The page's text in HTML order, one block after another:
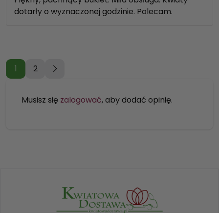
dotarły o wyznaczonej godzinie. Polecam.
1 2
Musisz się zalogować, aby dodać opinię.